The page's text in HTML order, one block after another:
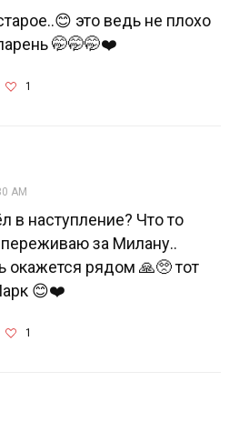
это ведь не плохо
🤭🤭🤭❤️
1
AM
в наступление? Что то
за Милану..
окажется рядом 🙏🥺 тот
😊❤️
1